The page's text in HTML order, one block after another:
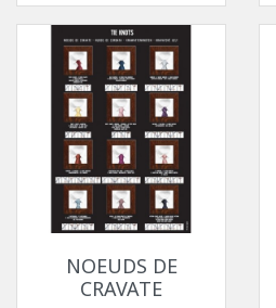
NOEUDS DE
CRAVATE